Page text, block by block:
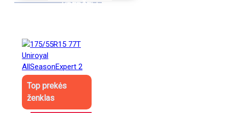
KREPŠELĮ
Top prekės
ženklas